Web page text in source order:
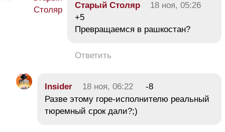
Старый Столяр
18 ноя, 05:26
+5
Превращаемся в рашкостан?
Ответить
Insider 18 ноя, 06:22
-8
Разве этому горе-исполнителю реальный
тюремный срок дали?;)